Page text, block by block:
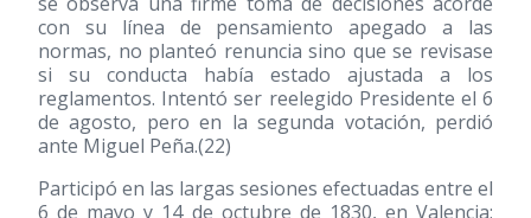
con su línea de pensamiento apegado a las
normas, no planteó renuncia sino que se revisase
si su conducta había estado ajustada a los
reglamentos. Intentó ser reelegido Presidente el 6
de agosto, pero en la segunda votación, perdió
ante Miguel Peña.(22)
Participó en las largas sesiones efectuadas entre el
6 de mayo y 14 de octubre de 1830, en Valencia;